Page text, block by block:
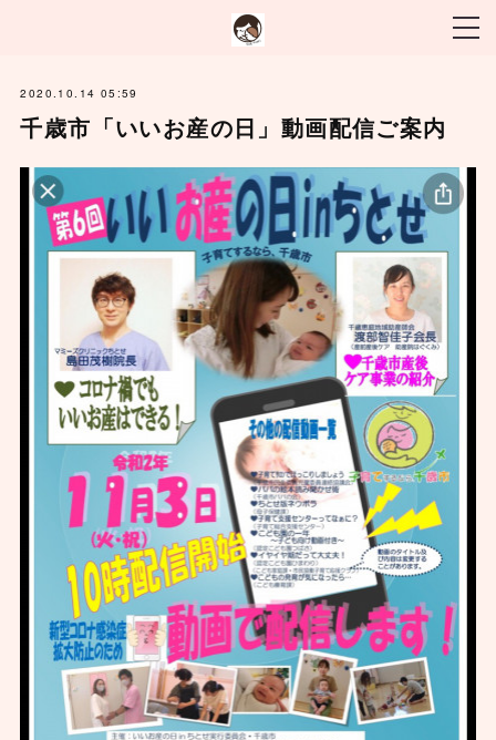
2020.10.14 05:59
千歳市「いいお産の日」動画配信ご案内